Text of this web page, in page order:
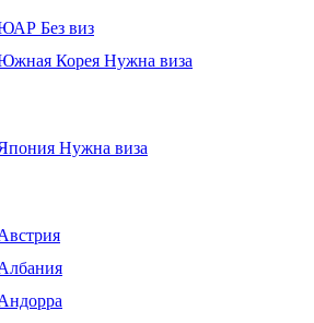
Без виз
Корея Нужна виза
Нужна виза